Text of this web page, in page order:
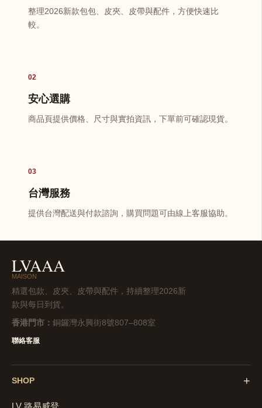
整理2026新款包包、皮夾、皮帶與配件，方便快速比
較。
02
安心選購
商品頁提供價格、尺寸與實拍資訊，下單前可確認現貨。
03
台灣服務
提供台灣配送與付款諮詢，購買問題可由線上客服協助。
LVAAA
MAISON
精選包款、皮夾、皮帶與配件，持續整理2026新
款與每日到貨。
香港門市： 銅鑼灣永興街8號807–808室
聯絡客服
SHOP +
LV 路易威登